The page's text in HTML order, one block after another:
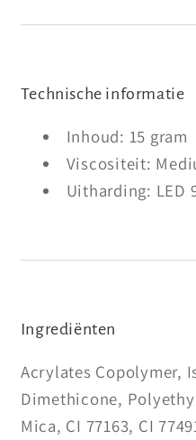
Technische informatie
Inhoud: 15 gram
Viscositeit:
Uitharding: LED
Ingrediënten
Acrylates Copolymer,
Dimethicone,
Mica, CI 77163, CI